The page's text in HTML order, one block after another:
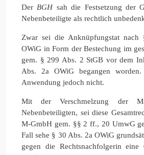
Der BGHsah die Festsetzung der
Nebenbeteiligte als rechtlich
Zwar sei die Anknüpfungstat
OWiG in Form der Bestechung im
gem. § 299 Abs. 2 StGB vor dem
Abs. 2a OWiG begangen
Anwendung jedoch nicht.
Mit der Verschmelzung der
Nebenbeteiligten, sei diese
M-GmbH gem. §§ 2 ff., 20 UmwG
Fall sehe § 30 Abs. 2a OWiG
gegen die Rechtsnachfolgerin eine